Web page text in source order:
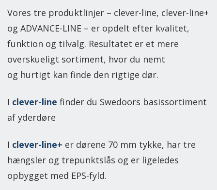
Vores tre produktlinjer – clever-line, clever-line+
og ADVANCE-LINE – er opdelt efter kvalitet,
funktion og tilvalg. Resultatet er et mere
overskueligt sortiment, hvor du nemt
og hurtigt kan finde den rigtige dør.
I clever-line finder du Swedoors basissortiment
af yderdøre
I clever-line+ er dørene 70 mm tykke, har tre
hængsler og trepunktslås og er ligeledes
opbygget med EPS-fyld.